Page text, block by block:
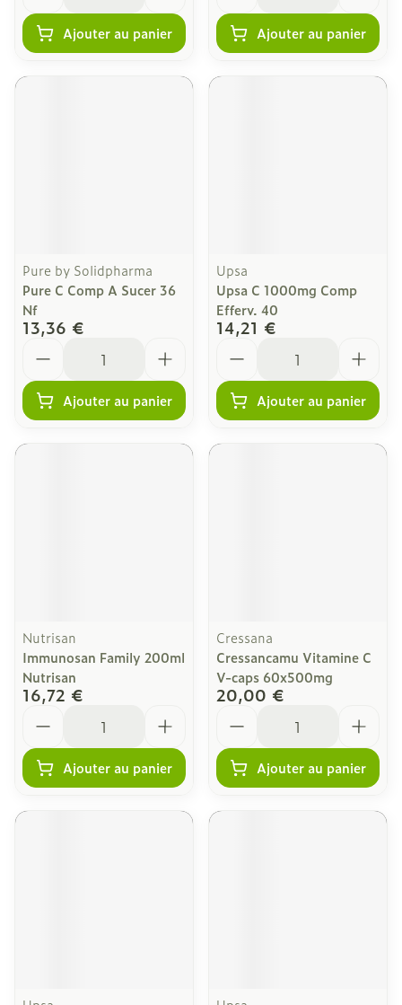
Ajouter au panier Ajouter au panier
Pure by Solidpharma
Pure C Comp A Sucer 36
Nf
13,36 €
Ajouter au panier
Upsa
Upsa C 1000mg Comp
Efferv. 40
14,21 €
Ajouter au panier
Nutrisan
Immunosan Family 200ml
Nutrisan
16,72 €
Ajouter au panier
Cressana
Cressancamu Vitamine C
V-caps 60x500mg
20,00 €
Ajouter au panier